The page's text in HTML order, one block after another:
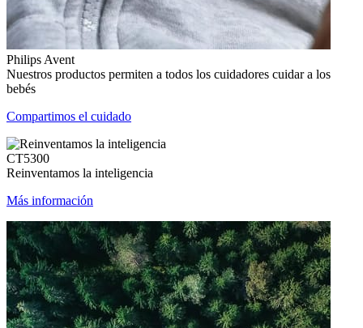
Philips Avent
Nuestros productos permiten a todos los cuidadores cuidar a los
bebés
Compartimos el cuidado
CT5300
Reinventamos la inteligencia
Más información